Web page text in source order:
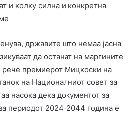
и колку силна и конкретна
државите што немаа јасна
да останат на маргините
рече премиерот Мицкоски на
на Националниот совет за
насока дека документот за
периодот 2024-2044 година е